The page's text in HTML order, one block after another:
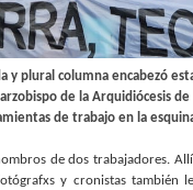
y plural columna encabezó
de la Arquidiócesis de
de trabajo en la
de dos trabajadores.
y cronistas también